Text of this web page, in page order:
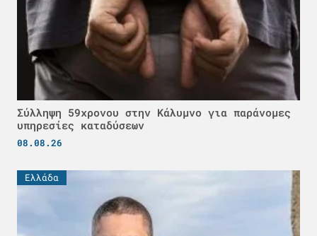
Σύλληψη 59χρονου στην Κάλυμνο για παράνομες
υπηρεσίες καταδύσεων
08.08.26
Ελλάδα